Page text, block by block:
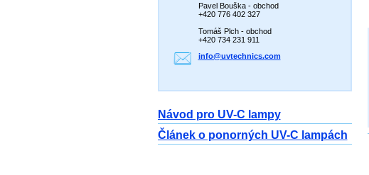
Pavel Bouška - obchod
+420 776 402 327
Tomáš Plch - obchod
+420 734 231 911
info@uvtechnics.com
Návod pro UV-C lampy
Článek o ponorných UV-C lampách